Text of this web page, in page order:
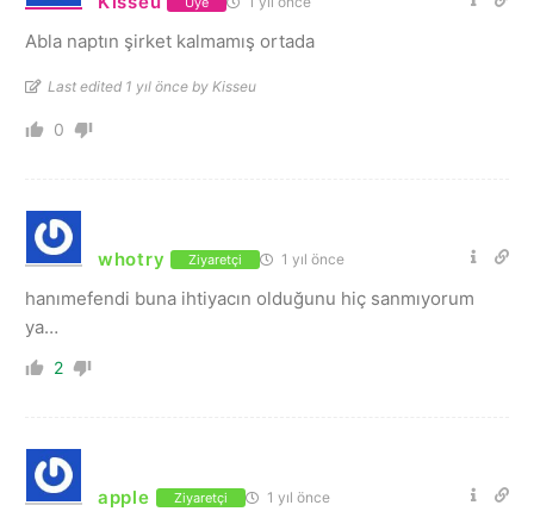
Abla naptın şirket kalmamış ortada
Last edited 1 yıl önce by Kisseu
0
whotry Ziyaretçi 1 yıl önce
hanımefendi buna ihtiyacın olduğunu hiç sanmıyorum
ya…
2
apple Ziyaretçi 1 yıl önce